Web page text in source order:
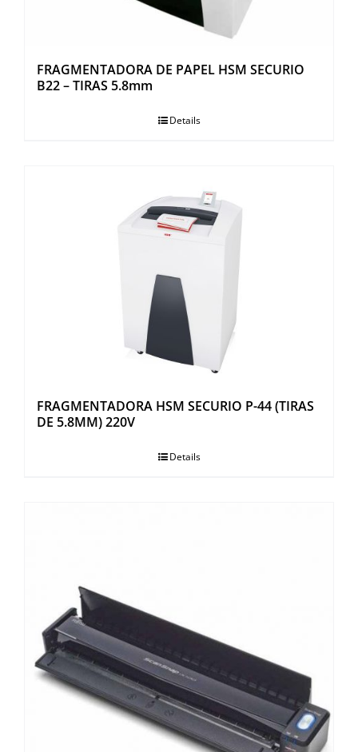
FRAGMENTADORA DE PAPEL HSM SECURIO
B22 – TIRAS 5.8mm
Details
FRAGMENTADORA HSM SECURIO P-44 (TIRAS
DE 5.8MM) 220V
Details